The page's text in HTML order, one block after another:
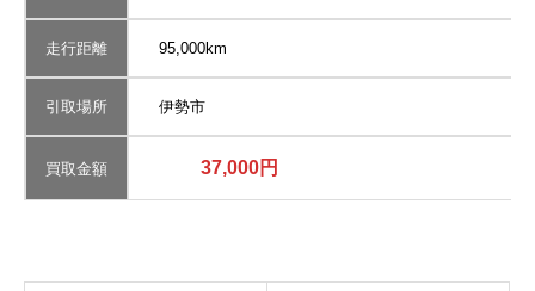
走行距離 95,000km
引取場所 伊勢市
買取金額 37,000円